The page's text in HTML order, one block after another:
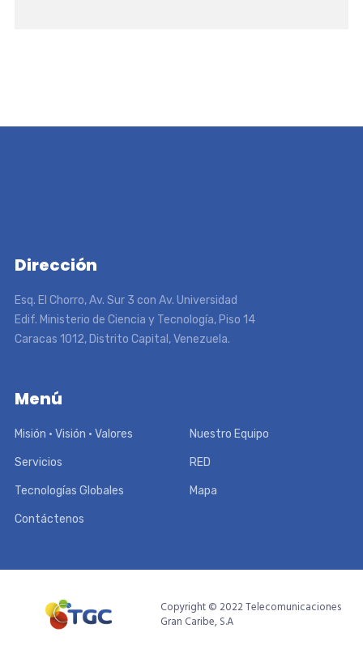
Dirección
Esq. El Chorro, Av. Sur 3 con Av. Universidad
Edif. Ministerio de Ciencia y Tecnología, Piso 14
Caracas 1012, Distrito Capital, Venezuela.
Menú
Misión • Visión • Valores Nuestro Equipo
Servicios RED
Tecnologías Globales Mapa
Contáctenos
Copyright © 2022 Telecomunicaciones
Gran Caribe, S.A